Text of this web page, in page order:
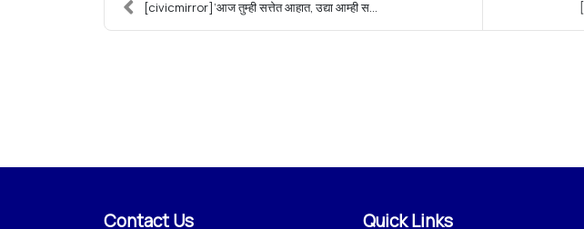
[civicmirror]‘आज तुम्ही सत्तेत आहात, उद्या आम्ही स...
Contact Us Quick Links